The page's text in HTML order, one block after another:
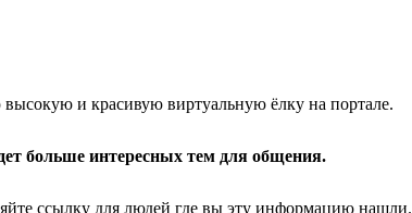
и красивую виртуальную ёлку на портале.
больше интересных тем для общения.
ссылку для людей где вы эту информацию нашли.